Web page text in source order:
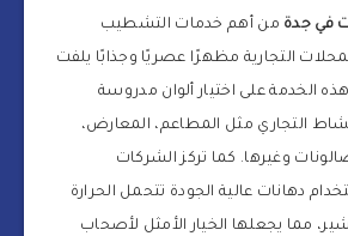
في جدة من أهم خدمات التشطيب
التجارية مظهرًا عصريًا وجذابًا يلفت
هذه الخدمة على اختيار ألوان مدروسة
التجاري مثل المطاعم، المعارض،
وغيرها. كما تركز الشركات
دهانات عالية الجودة تتحمل الحرارة
مما يجعلها الخيار الأمثل لأصحاب